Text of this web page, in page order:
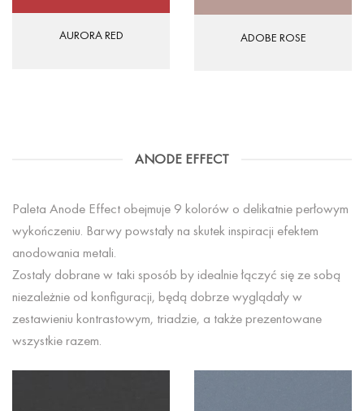
AURORA RED ADOBE ROSE
ANODE EFFECT
Paleta Anode Effect obejmuje 9 kolorów o delikatnie perłowym
wykończeniu. Barwy powstały na skutek inspiracji efektem
anodowania metali.
Zostały dobrane w taki sposób by idealnie łączyć się ze sobą
niezależnie od konfiguracji, będą dobrze wyglądały w
zestawieniu kontrastowym, triadzie, a także prezentowane
wszystkie razem.